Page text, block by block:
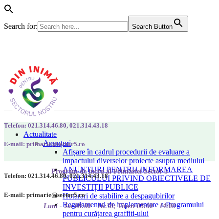
Search for: Search Button
Actualitate
Anunțuri
Afișare în cadrul procedurii de evaluare a
impactului diverselor proiecte asupra mediului
ANUNȚURI PENTRU INFORMAREA
PUBLICULUI PRIVIND OBIECTIVELE DE
INVESTIȚII PUBLICE
Hotarari de stabilire a despagubirilor
Regulamentul de implementare a Programului
pentru curățarea graffiti-ului
Telefon: 021.314.46.80, 021.314.43.18
E-mail: primarie@sector5.ro
Program de lucru al Primăriei Sector 5
Luni - Joi 08:00 - 16:30; Vineri 08:00 - 14:00
Telefon: 021.314.46.80, 021.314.43.18
E-mail: primarie@sector5.ro